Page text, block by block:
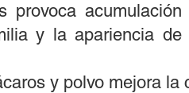
y la apariencia
y polvo mejora la